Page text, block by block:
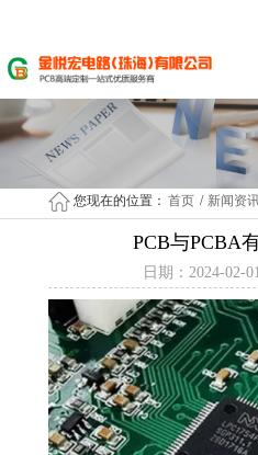
您现在的位置： 首页 / 新闻资
PCB与PCBA
日期：2024-